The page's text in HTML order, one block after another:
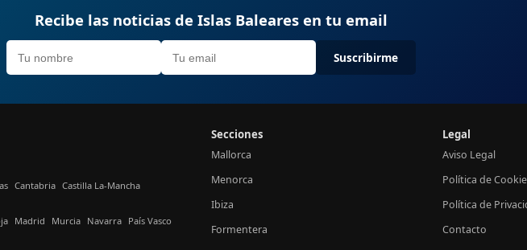
Recibe las noticias de Islas Baleares en tu email
Suscribirme
Cantabria Castilla La-Mancha
Madrid Murcia Navarra País Vasco
Secciones
Mallorca
Menorca
Ibiza
Formentera
Legal
Aviso Legal
Política de
Política de
Contacto